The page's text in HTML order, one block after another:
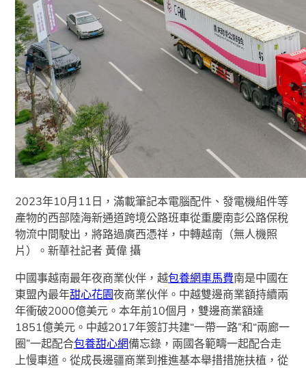
2023年10月11日，滿載筆記本電腦配件、發電機組件等
產物的西部陸海新通道跨境公路班車從重慶南彭公路保稅
物流中間駛出，將路過廣西憑祥，中轉越南（無人機照
片）。新華社記者 黃偉 攝
中國事越南最年夜商業伙伴，越包養網車馬費南是中國在
東盟內最年甜心花園夜商業伙伴。中越雙邊商業額持續兩
年衝破2000億美元。本年前10個月，雙邊商業額達
1851億美元。中越2017年簽訂共建“一帶一路”和“兩廊一
圈”一起配合包養甜心網備忘錄，兩國各範疇一起配合走
上慢車道。從成長邊疆商業到推進基本舉措措施扶植，從